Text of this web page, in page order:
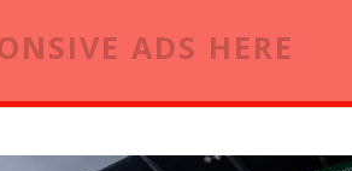
ADS HERE